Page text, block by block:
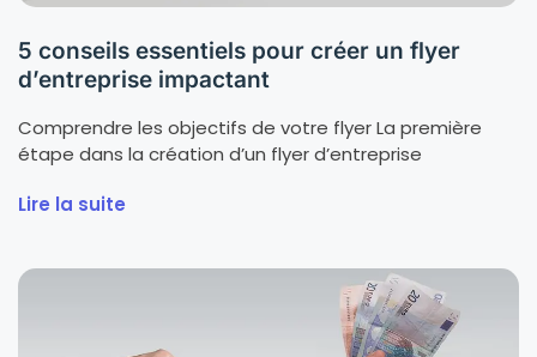
5 conseils essentiels pour créer un flyer
d’entreprise impactant
Comprendre les objectifs de votre flyer La première
étape dans la création d’un flyer d’entreprise
Lire la suite